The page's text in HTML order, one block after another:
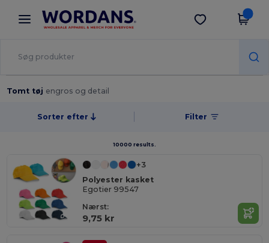
× Wordans-app
Bedre priser i appen!
Hent app
Tomt tøj engros og detail
Sorter efter Filter
10000 results.
+3
Polyester kasket
Egotier 99547
Nærst:
9,75 kr